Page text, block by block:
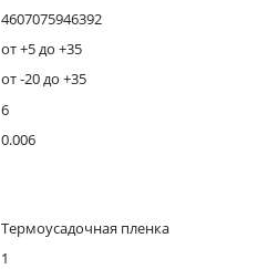
4607075946392
от +5 до +35
от -20 до +35
6
0.006
Термоусадочная пленка
1